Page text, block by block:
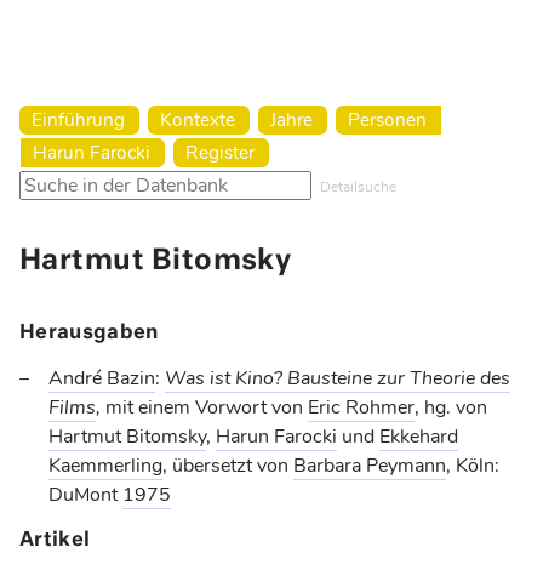
Einführung Kontexte Jahre
Personen
Harun Farocki
Register
Detailsuche
Hartmut Bitomsky
Herausgaben
André Bazin: Was ist Kino? Bausteine zur Theorie des
Films, mit einem Vorwort von Eric Rohmer, hg. von
Hartmut Bitomsky, Harun Farocki und Ekkehard
Kaemmerling, übersetzt von Barbara Peymann, Köln:
DuMont 1975
Artikel